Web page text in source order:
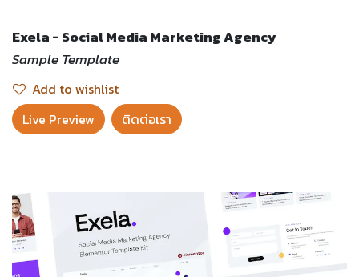
Exela - Social Media Marketing Agency
Sample Template
Add to wishlist
Live Preview​
ติดต่อเรา